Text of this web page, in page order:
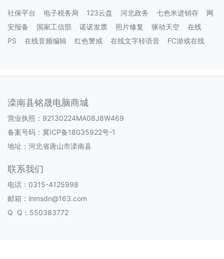
社保平台 电子税务局 123云盘 河北政务 七色米进销存
网
安报备
国家工信部 诺诺发票 照片修复 驱动天空
在线
PS
在线音频编辑 红色警戒 在线文字转语音 FC游戏在线
滦南县铭晟电脑商城
营业执照：92130224MA08J8W469
备案号码： 冀ICP备18035922号-1
地址：河北省唐山市滦南县
联系我们
电话：0315-4125998
邮箱：lnmsdn@163.com
Q Q：550383772